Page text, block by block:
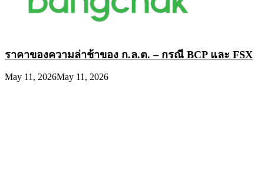
ราคาของความล่าช้าของ ก.ล.ต. – กรณี BCP และ FSX
May 11, 2026May 11, 2026